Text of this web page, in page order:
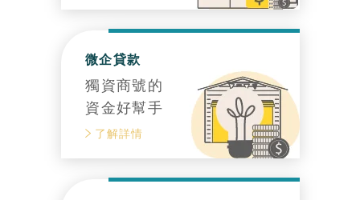
微企貸款
獨資商號的
資金好幫手
了解詳情